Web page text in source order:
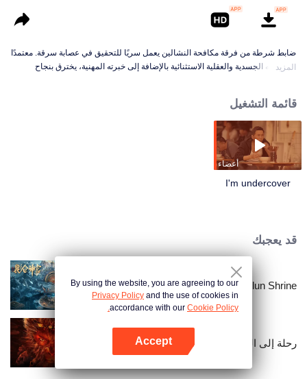
ضابط شرطة من فرقة مكافحة النشالين يعمل سريًا للتحقيق في عصابة سرقة. معتمدًا
على قوته الجسدية والعقلية الاستثنائية بالإضافة إلى خبرته المهنية، يخترق بنجاح
المزيد
قائمة التشغيل
أعضاء
I'm undercover
قد يعجبك
Kunlun Shrine
رحلة إلى الغرب: مدينة الجحيم السماوية
By using the website, you are agreeing to our
Privacy Policy and the use of cookies in
accordance with our Cookie Policy.
Accept